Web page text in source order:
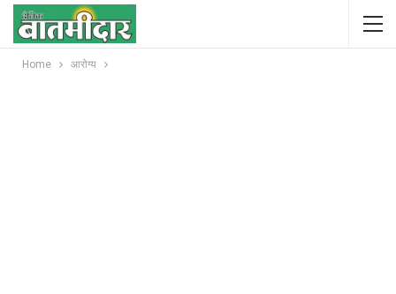
Home आरोग्य